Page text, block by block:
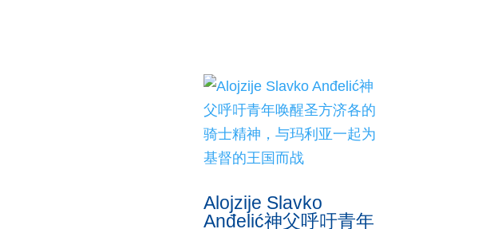
Alojzije Slavko
Anđelić神父呼吁青年